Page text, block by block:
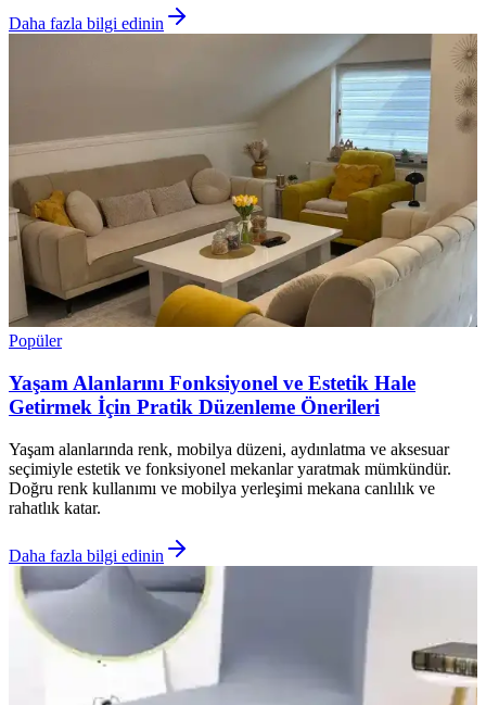
Daha fazla bilgi edinin
Popüler
Yaşam Alanlarını Fonksiyonel ve Estetik Hale
Getirmek İçin Pratik Düzenleme Önerileri
Yaşam alanlarında renk, mobilya düzeni, aydınlatma ve aksesuar
seçimiyle estetik ve fonksiyonel mekanlar yaratmak mümkündür.
Doğru renk kullanımı ve mobilya yerleşimi mekana canlılık ve
rahatlık katar.
Daha fazla bilgi edinin